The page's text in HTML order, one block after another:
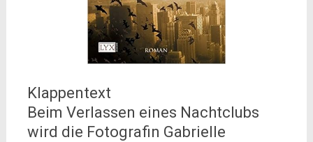
Klappentext
Beim Verlassen eines Nachtclubs
wird die Fotografin Gabrielle